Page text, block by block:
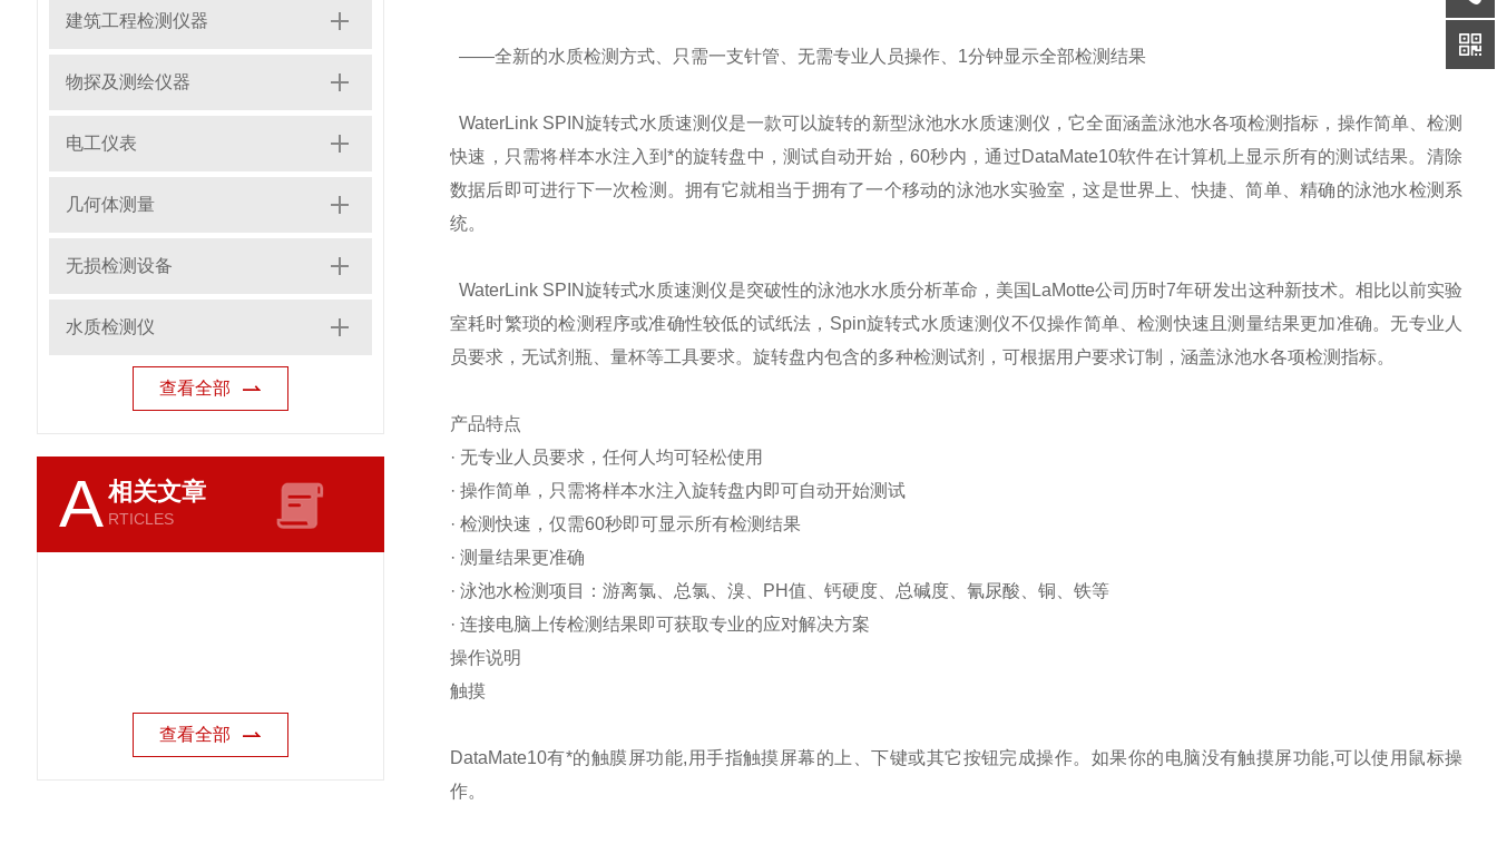
建筑工程检测仪器
物探及测绘仪器
电工仪表
几何体测量
无损检测设备
水质检测仪
查看全部
A相关文章
RTICLES
查看全部
——全新的水质检测方式、只需一支针管、无需专业人员操作、1分钟显示全部检测结果
WaterLink SPIN旋转式水质速测仪是一款可以旋转的新型泳池水水质速测仪，它全面涵盖泳池水各项检测指标，操作简单、检测
快速，只需将样本水注入到*的旋转盘中，测试自动开始，60秒内，通过DataMate10软件在计算机上显示所有的测试结果。清除
数据后即可进行下一次检测。拥有它就相当于拥有了一个移动的泳池水实验室，这是世界上、快捷、简单、精确的泳池水检测系
统。
WaterLink SPIN旋转式水质速测仪是突破性的泳池水水质分析革命，美国LaMotte公司历时7年研发出这种新技术。相比以前实验
室耗时繁琐的检测程序或准确性较低的试纸法， Spin旋转式水质速测仪不仅操作简单、检测快速且测量结果更加准确。无专业人
员要求，无试剂瓶、量杯等工具要求。旋转盘内包含的多种检测试剂，可根据用户要求订制，涵盖泳池水各项检测指标。
产品特点
· 无专业人员要求，任何人均可轻松使用
· 操作简单，只需将样本水注入旋转盘内即可自动开始测试
· 检测快速，仅需60秒即可显示所有检测结果
· 测量结果更准确
· 泳池水检测项目：游离氯、总氯、溴、PH值、钙硬度、总碱度、氰尿酸、铜、铁等
· 连接电脑上传检测结果即可获取专业的应对解决方案
操作说明
触摸
DataMate10有*的触膜屏功能,用手指触摸屏幕的上、下键或其它按钮完成操作。如果你的电脑没有触摸屏功能,可以使用鼠标操
作。